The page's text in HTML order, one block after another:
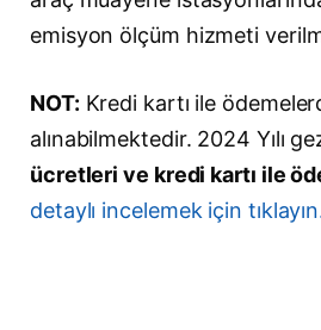
emisyon ölçüm hizmeti
NOT: Kredi kartı ile
alınabilmektedir. 2024 Yılı
ücretleri ve kredi kartı ile
detaylı incelemek için